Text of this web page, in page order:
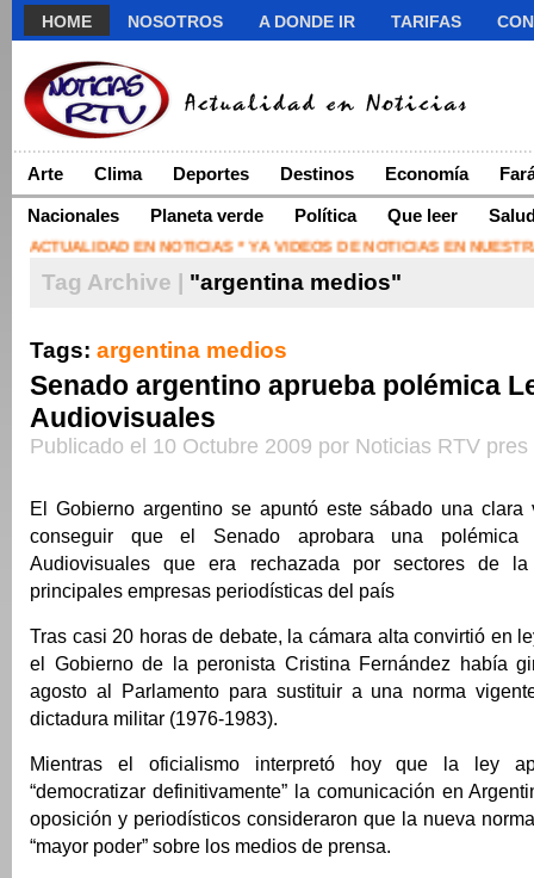
HOME NOSOTROS A DONDE IR TARIFAS
Arte Clima Deportes Destinos Economía
Nacionales Planeta verde Política Que leer
EN NOTICIAS * YA VIDEOS DE NOTICIAS EN NUESTRA
Tag Archive | "argentina medios"
Tags: argentina medios
Senado argentino aprueba polémica
Audiovisuales
Publicado el 10 Octubre 2009 por Noticias RTV pres
El Gobierno argentino se apuntó este sábado una clara
conseguir que el Senado aprobara una
Audiovisuales que era rechazada por sectores de
principales empresas periodísticas del país
Tras casi 20 horas de debate, la cámara alta convirtió en
el Gobierno de la peronista Cristina Fernández había
agosto al Parlamento para sustituir a una norma
dictadura militar (1976-1983).
Mientras el oficialismo interpretó hoy que la ley
“democratizar definitivamente” la comunicación en
oposición y periodísticos consideraron que la nueva
“mayor poder” sobre los medios de prensa.